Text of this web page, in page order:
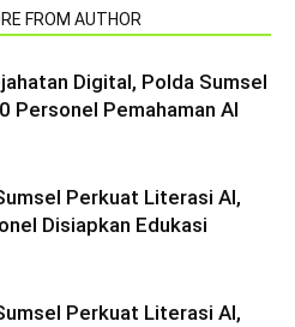
FROM AUTHOR
Digital, Polda Sumsel
Personel Pemahaman AI
Perkuat Literasi AI,
Disiapkan Edukasi
Perkuat Literasi AI,